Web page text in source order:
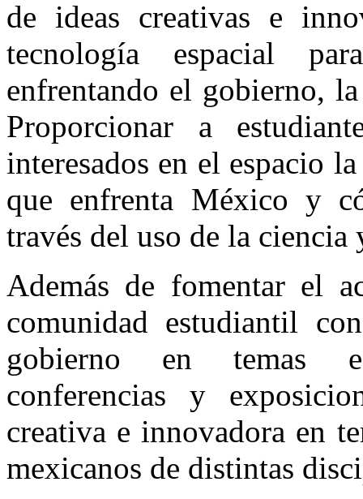
de ideas creativas e
tecnología espacial
enfrentando el gobierno,
Proporcionar a
interesados en el espacio
que enfrenta México y
través del uso de la
Además de fomentar el
comunidad estudiantil
gobierno en temas
conferencias y
creativa e innovadora en
mexicanos de distintas